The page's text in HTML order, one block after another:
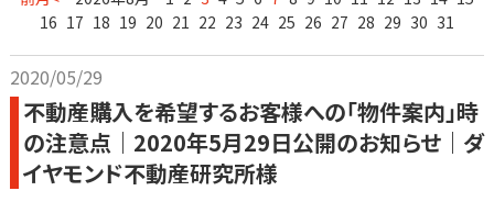
16 17 18 19 20 21 22 23 24 25 26 27 28 29 30 31
2020/05/29
不動産購入を希望するお客様への「物件案内」時
の注意点｜2020年5月29日公開のお知らせ｜ダ
イヤモンド不動産研究所様